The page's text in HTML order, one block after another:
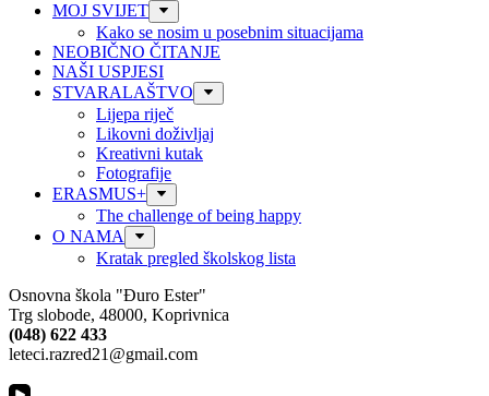
MOJ SVIJET
Kako se nosim u posebnim situacijama
NEOBIČNO ČITANJE
NAŠI USPJESI
STVARALAŠTVO
Lijepa riječ
Likovni doživljaj
Kreativni kutak
Fotografije
ERASMUS+
The challenge of being happy
O NAMA
Kratak pregled školskog lista
Osnovna škola "Đuro Ester"
Trg slobode, 48000, Koprivnica
(048) 622 433
leteci.razred21@gmail.com